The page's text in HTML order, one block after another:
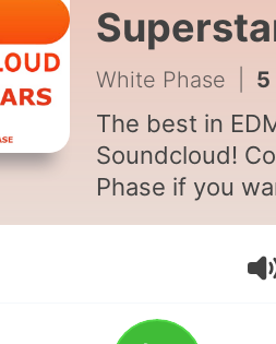
White Phase 5 -
The best in
Soundcloud!
Phase if you
your music on